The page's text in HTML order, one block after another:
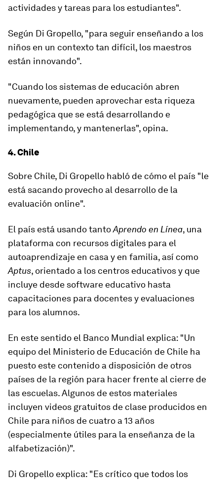
actividades y tareas para los estudiantes".
Según Di Gropello, "para seguir enseñando a los
niños en un contexto tan difícil, los maestros
están innovando".
"Cuando los sistemas de educación abren
nuevamente, pueden aprovechar esta riqueza
pedagógica que se está desarrollando e
implementando, y mantenerlas", opina.
4. Chile
Sobre Chile, Di Gropello habló de cómo el país "le
está sacando provecho al desarrollo de la
evaluación online".
El país está usando tantoAprendo en Línea, una
plataforma con recursos digitales para el
autoaprendizaje en casa y en familia, así como
Aptus, orientado a los centros educativos y que
incluye desde software educativo hasta
capacitaciones para docentes y evaluaciones
para los alumnos.
En este sentido el Banco Mundial explica: "Un
equipo del Ministerio de Educación de Chile ha
puesto este contenido a disposición de otros
países de la región para hacer frente al cierre de
las escuelas. Algunos de estos materiales
incluyen videos gratuitos de clase producidos en
Chile para niños de cuatro a 13 años
(especialmente útiles para la enseñanza de la
alfabetización)".
Di Gropello explica: "Es crítico que todos los